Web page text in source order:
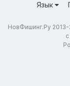
Язык
НовФишинг.Ру 2013-